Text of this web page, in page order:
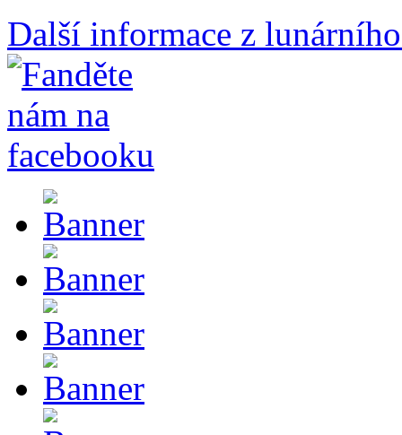
Další informace z